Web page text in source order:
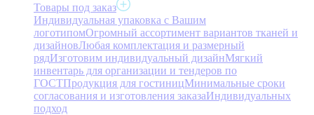
Товары под заказ
Индивидуальная упаковка с Вашим
логотипомОгромный ассортимент вариантов тканей и
дизайновЛюбая комплектация и размерный
рядИзготовим индивидуальный дизайнМягкий
инвентарь для организации и тендеров по
ГОСТПродукция для гостиницМинимальные сроки
согласования и изготовления заказаИндивидуальных
подход